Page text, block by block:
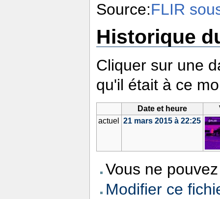
Source:FLIR
Historique
Cliquer sur une
qu'il était à ce
Date et heure
actuel
21 mars 2015 à 22:25
Vous ne
Modifier ce